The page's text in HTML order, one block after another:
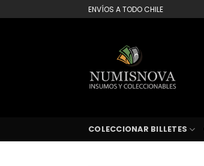
al
ENVÍOS A TODO CHILE
COLECCIONAR BILLETES